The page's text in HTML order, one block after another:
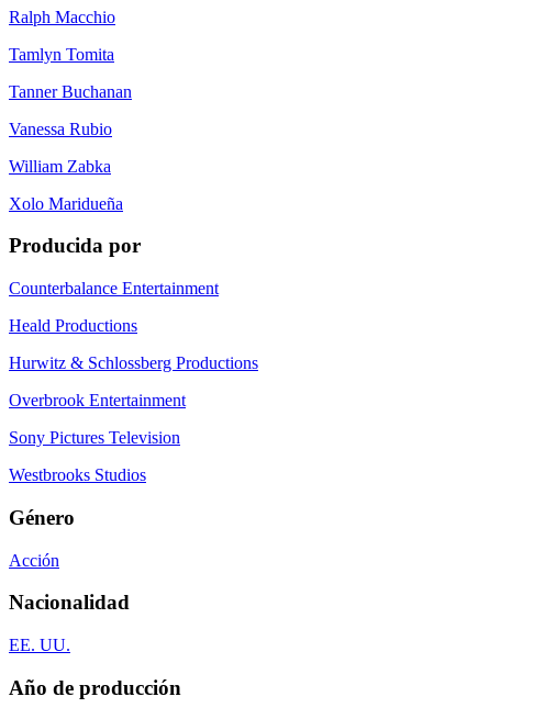
Ralph Macchio
Tamlyn Tomita
Tanner Buchanan
Vanessa Rubio
William Zabka
Xolo Maridueña
Producida por
Counterbalance Entertainment
Heald Productions
Hurwitz & Schlossberg Productions
Overbrook Entertainment
Sony Pictures Television
Westbrooks Studios
Género
Acción
Nacionalidad
EE. UU.
Año de producción